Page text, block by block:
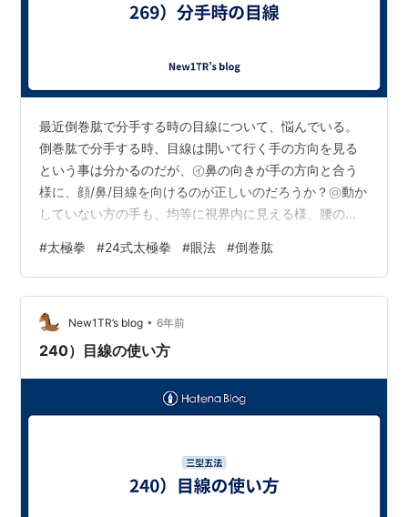
最近倒巻肱で分手する時の目線について、悩んでいる。
倒巻肱で分手する時、目線は開いて行く手の方向を見る
という事は分かるのだが、㋑鼻の向きが手の方向と合う
様に、顔/鼻/目線を向けるのが正しいのだろうか？㋺動か
していない方の手も、均等に視界内に見える様、腰の回
が正しいのだろうか？㋩動かしてない方の手が、ギリギ
リ視界内に見える様、正中線と動かしている手の中間位
置に、顔/鼻/目線を向けるのが正しいのだろうか？ ㋑を
主張される先生も居る。理由としては、開いて行く手の
方向は、意識の向いている方向なのだから、開き終える
#太極拳 #24式太極拳 #眼法 #倒巻肱
New1TR’s blog • 6年前
240）目線の使い方